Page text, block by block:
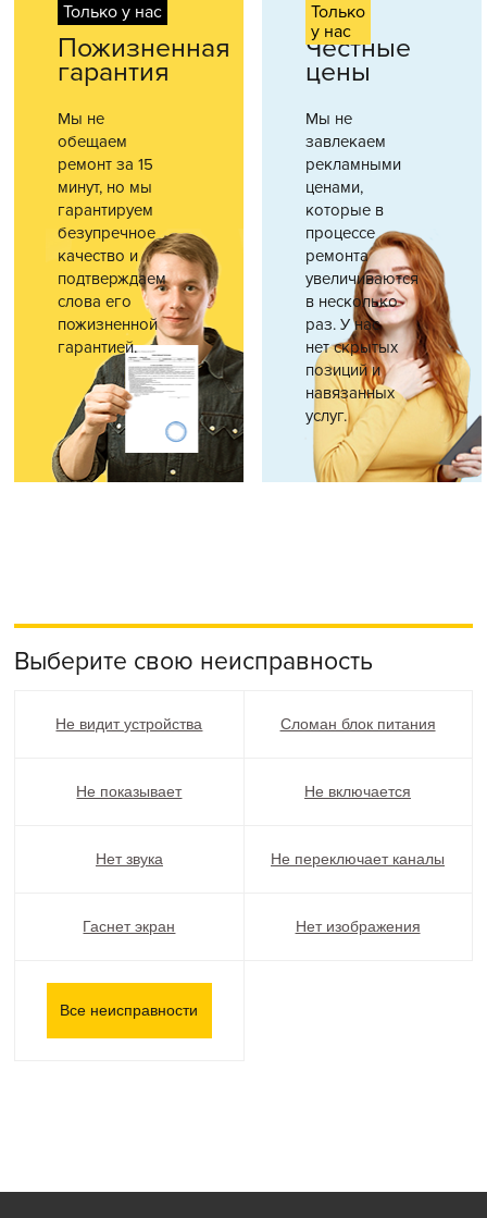
Только у нас
Пожизненная
гарантия
Мы не
обещаем
ремонт за 15
минут, но мы
гарантируем
безупречное
качество и
подтверждаем
слова его
пожизненной
гарантией.
Только
у нас
Честные
цены
Мы не
завлекаем
рекламными
ценами,
которые в
процессе
ремонта
увеличиваются
в несколько
раз. У нас
нет скрытых
позиций и
навязанных
услуг.
Выберите свою неисправность
Не видит устройства Сломан блок питания
Не показывает Не включается
Нет звука Не переключает каналы
Гаснет экран Нет изображения
Все неисправности